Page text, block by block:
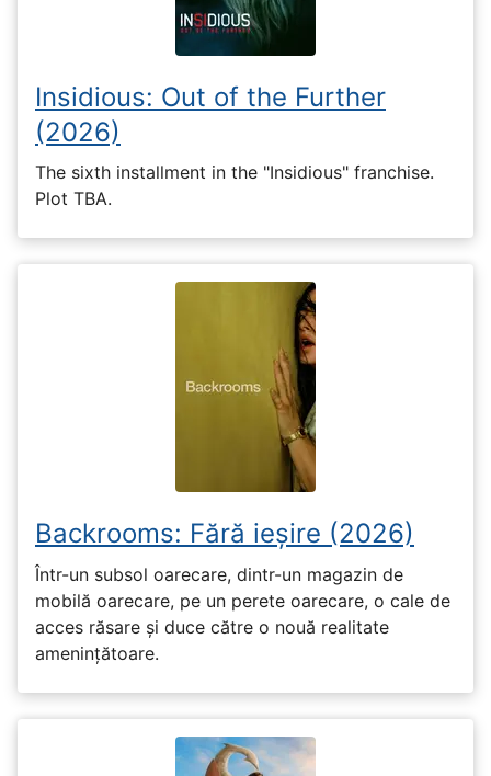
Insidious: Out of the Further
(2026)
The sixth installment in the "Insidious" franchise.
Plot TBA.
Backrooms: Fără ieșire (2026)
Într-un subsol oarecare, dintr-un magazin de
mobilă oarecare, pe un perete oarecare, o cale de
acces răsare și duce către o nouă realitate
amenințătoare.